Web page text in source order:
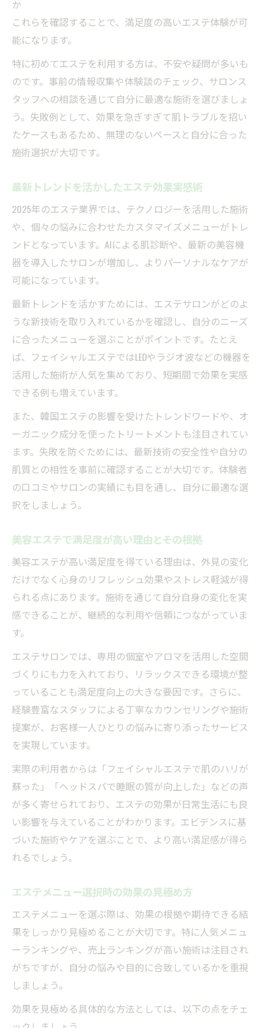
か
これらを確認することで、満足度の高いエステ体験が可
能になります。
特に初めてエステを利用する方は、不安や疑問が多いも
のです。事前の情報収集や体験談のチェック、サロンス
タッフへの相談を通じて自分に最適な施術を選びましょ
う。失敗例として、効果を急ぎすぎて肌トラブルを招い
たケースもあるため、無理のないペースと自分に合った
施術選択が大切です。
最新トレンドを活かしたエステ効果実感術
2025年のエステ業界では、テクノロジーを活用した施術
や、個々の悩みに合わせたカスタマイズメニューがトレ
ンドとなっています。AIによる肌診断や、最新の美容機
器を導入したサロンが増加し、よりパーソナルなケアが
可能になっています。
最新トレンドを活かすためには、エステサロンがどのよ
うな新技術を取り入れているかを確認し、自分のニーズ
に合ったメニューを選ぶことがポイントです。たとえ
ば、フェイシャルエステではLEDやラジオ波などの機器を
活用した施術が人気を集めており、短期間で効果を実感
できる例も増えています。
また、韓国エステの影響を受けたトレンドワードや、オ
ーガニック成分を使ったトリートメントも注目されてい
ます。失敗を防ぐためには、最新技術の安全性や自分の
肌質との相性を事前に確認することが大切です。体験者
の口コミやサロンの実績にも目を通し、自分に最適な選
択をしましょう。
美容エステで満足度が高い理由とその根拠
美容エステが高い満足度を得ている理由は、外見の変化
だけでなく心身のリフレッシュ効果やストレス軽減が得
られる点にあります。施術を通じて自分自身の変化を実
感できることが、継続的な利用や信頼につながっていま
す。
エステサロンでは、専用の個室やアロマを活用した空間
づくりにも力を入れており、リラックスできる環境が整
っていることも満足度向上の大きな要因です。さらに、
経験豊富なスタッフによる丁寧なカウンセリングや施術
提案が、お客様一人ひとりの悩みに寄り添ったサービス
を実現しています。
実際の利用者からは「フェイシャルエステで肌のハリが
蘇った」「ヘッドスパで睡眠の質が向上した」などの声
が多く寄せられており、エステの効果が日常生活にも良
い影響を与えていることがわかります。エビデンスに基
づいた施術やケアを選ぶことで、より高い満足感が得ら
れるでしょう。
エステメニュー選択時の効果の見極め方
エステメニューを選ぶ際は、効果の根拠や期待できる結
果をしっかり見極めることが大切です。特に人気メニュ
ーランキングや、売上ランキングが高い施術は注目され
がちですが、自分の悩みや目的に合致しているかを重視
しましょう。
効果を見極める具体的な方法としては、以下の点をチェ